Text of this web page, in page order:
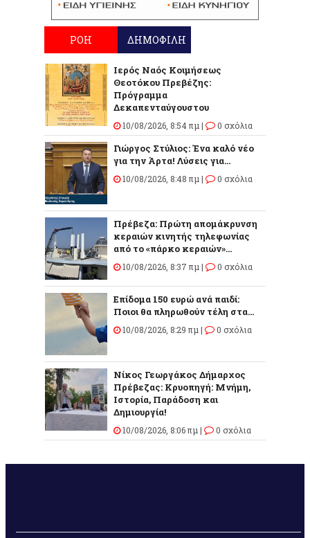
ΡΟΗ ΔΗΜΟΦΙΛΗ
Ιερός Ναός Κοιμήσεως
Θεοτόκου Πρεβέζης:
Πρόγραμμα
Δεκαπενταύγουστου
10/08/2026, 8:54 πμ | 0 σχόλια
Γιώργος Στύλιος: Ένα καλό νέο
για την Άρτα! Λύσεις για...
10/08/2026, 8:48 πμ | 0 σχόλια
Πρέβεζα: Πρώτη απομάκρυνση
κεραιών κινητής τηλεφωνίας
από το «πάρκο κεραιών»...
10/08/2026, 8:37 πμ | 0 σχόλια
Επίδομα 150 ευρώ ανά παιδί:
Ποιοι θα πληρωθούν τέλη στα...
10/08/2026, 8:29 πμ | 0 σχόλια
Νίκος Γεωργάκος Δήμαρχος
Πρέβεζας: Κρυοπηγή: Μνήμη,
Ιστορία, Παράδοση και
Δημιουργία!
10/08/2026, 8:06 πμ | 0 σχόλια